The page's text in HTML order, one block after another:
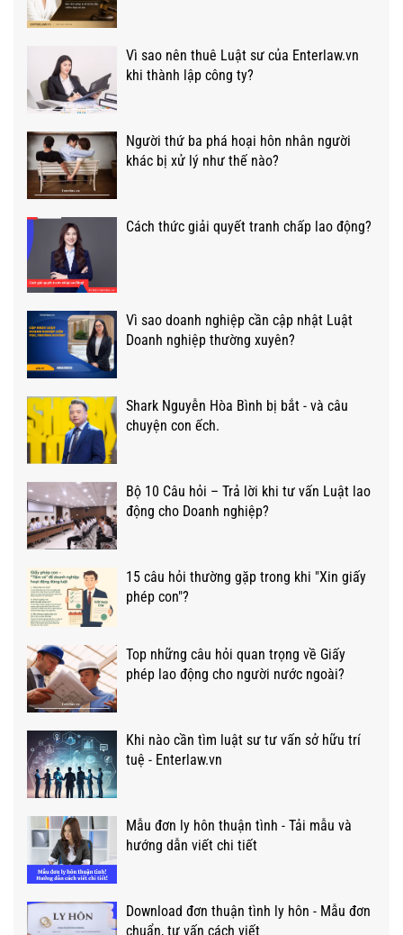
Vì sao nên thuê Luật sư của Enterlaw.vn
khi thành lập công ty?
Người thứ ba phá hoại hôn nhân người
khác bị xử lý như thế nào?
Cách thức giải quyết tranh chấp lao động?
Vì sao doanh nghiệp cần cập nhật Luật
Doanh nghiệp thường xuyên?
Shark Nguyễn Hòa Bình bị bắt - và câu
chuyện con ếch.
Bộ 10 Câu hỏi – Trả lời khi tư vấn Luật lao
động cho Doanh nghiệp?
15 câu hỏi thường gặp trong khi "Xin giấy
phép con"?
Top những câu hỏi quan trọng về Giấy
phép lao động cho người nước ngoài?
Khi nào cần tìm luật sư tư vấn sở hữu trí
tuệ - Enterlaw.vn
Mẫu đơn ly hôn thuận tình - Tải mẫu và
hướng dẫn viết chi tiết
Download đơn thuận tình ly hôn - Mẫu đơn
chuẩn, tư vấn cách viết